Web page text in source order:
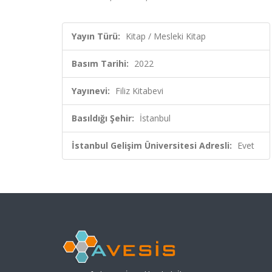
Yayın Türü: Kitap / Mesleki Kitap
Basım Tarihi: 2022
Yayınevi: Filiz Kitabevi
Basıldığı Şehir: İstanbul
İstanbul Gelişim Üniversitesi Adresli: Evet